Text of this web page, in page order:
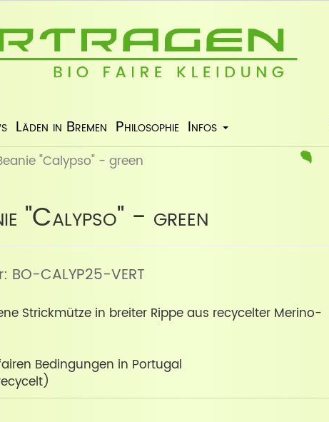
Läden in Bremen Philosophie Infos
"Calypso" - green
"Calypso" - green
BO-CALYP25-VERT
Strickmütze in breiter Rippe aus recycelter Merino-
Bedingungen in Portugal